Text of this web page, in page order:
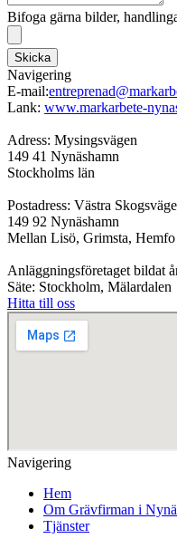
Bifoga gärna bilder,
Skicka
Navigering
E-mail:
Lank: www.markarbete-
Adress: Mysingsvägen
149 41 Nynäshamn
Stockholms län
Postadress: Västra
149 92 Nynäshamn
Mellan Lisö, Grimsta, Hemfo
Anläggningsföretaget bildat
Säte: Stockholm, Mälardalen
Hitta till oss
Navigering
Hem
Om Grävfirman i
Tjänster